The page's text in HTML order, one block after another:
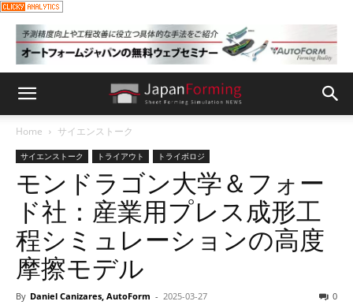
Home サイエンストーク
サイエンストーク トライアウト トライボロジ
モンドラゴン大学＆フォー
ド社：産業用プレス成形工
程シミュレーションの高度
摩擦モデル
By Daniel Canizares, AutoForm - 2025-03-27 0